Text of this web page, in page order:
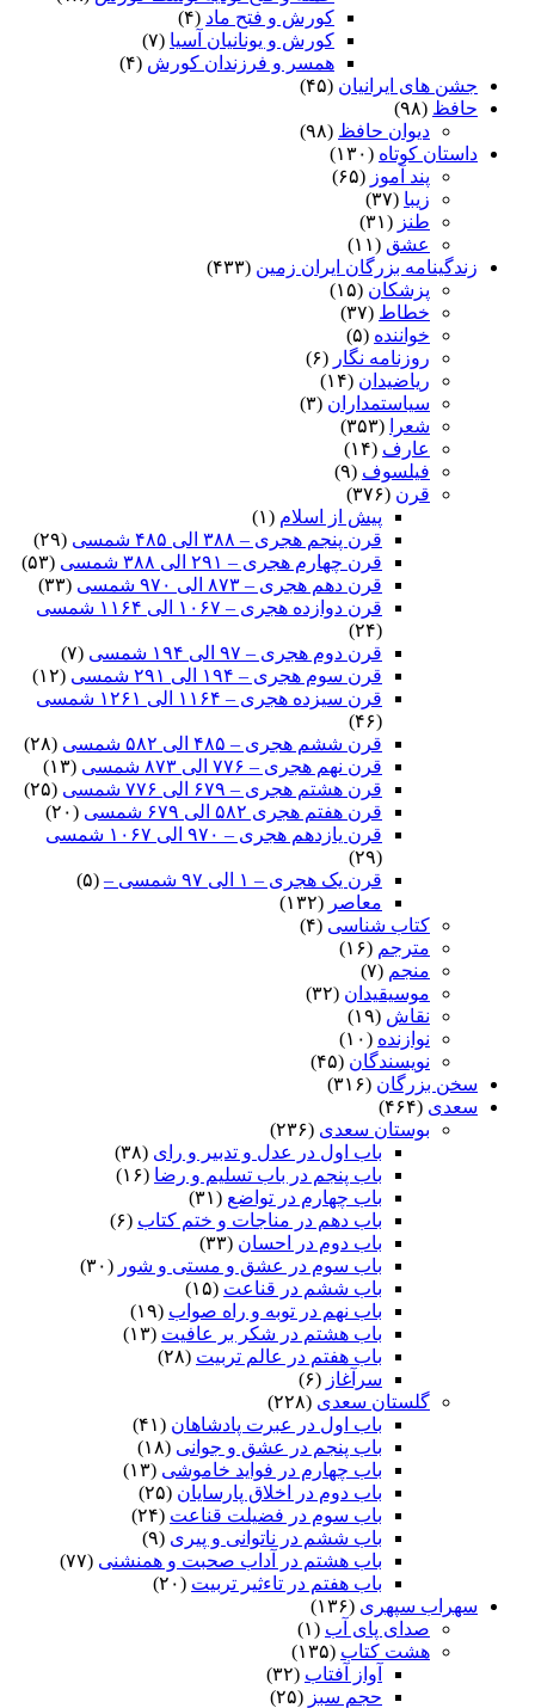
کورش و فتح ماد (۴)
کورش و یونانیان آسیا (۷)
همسر و فرزندان کورش (۴)
جشن های ایرانیان (۴۵)
حافظ (۹۸)
دیوان حافظ (۹۸)
داستان کوتاه (۱۳۰)
پند آموز (۶۵)
زیبا (۳۷)
طنز (۳۱)
عشق (۱۱)
زندگینامه بزرگان ایران زمین (۴۳۳)
پزشکان (۱۵)
خطاط (۳۷)
خواننده (۵)
روزنامه نگار (۶)
ریاضیدان (۱۴)
سیاستمداران (۳)
شعرا
(۳۵۳)
عارف (۱۴)
فیلسوف (۹)
قرن (۳۷۶)
پیش از اسلام (۱)
قرن پنجم هجری – ۳۸۸ الی ۴۸۵ شمسی
(۲۹)
قرن چهارم هجری – ۲۹۱ الی ۳۸۸ شمسی
(۵۳)
قرن دهم هجری – ۸۷۳ الی ۹۷۰ شمسی
(۳۳)
قرن دوازده هجری – ۱۰۶۷ الی ۱۱۶۴ شمسی
(۲۴)
قرن دوم هجری – ۹۷ الی ۱۹۴ شمسی
(۷)
قرن سوم هجری – ۱۹۴ الی ۲۹۱ شمسی
(۱۲)
قرن سیزده هجری – ۱۱۶۴ الی ۱۲۶۱ شمسی
(۴۶)
قرن ششم هجری – ۴۸۵ الی ۵۸۲ شمسی
(۲۸)
قرن نهم هجری – ۷۷۶ الی ۸۷۳ شمسی
(۱۳)
قرن هشتم هجری – ۶۷۹ الی ۷۷۶ شمسی
(۲۵)
قرن هفتم هجری ۵۸۲ الی ۶۷۹ شمسی
(۲۰)
قرن یازدهم هجری – ۹۷۰ الی ۱۰۶۷ شمسی
(۲۹)
قرن یک هجری – ۱ الی ۹۷ شمسی –
(۵)
معاصر (۱۳۲)
کتاب شناسی (۴)
مترجم (۱۶)
منجم (۷)
موسیقیدان (۳۲)
نقاش (۱۹)
نوازنده (۱۰)
نویسندگان (۴۵)
سخن بزرگان (۳۱۶)
سعدی (۴۶۴)
بوستان سعدی (۲۳۶)
باب اول در عدل و تدبیر و رای (۳۸)
باب پنجم در باب تسلیم و رضا (۱۶)
باب چهارم در تواضع (۳۱)
باب دهم در مناجات و ختم کتاب (۶)
باب دوم در احسان (۳۳)
باب سوم در عشق و مستی و شور (۳۰)
باب ششم در قناعت (۱۵)
باب نهم در توبه و راه صواب (۱۹)
باب هشتم در شکر بر عافیت (۱۳)
باب هفتم در عالم تربیت (۲۸)
سرآغاز (۶)
گلستان سعدی (۲۲۸)
باب اول در عبرت پادشاهان (۴۱)
باب پنجم در عشق و جوانى (۱۸)
باب چهارم در فواید خاموشى (۱۳)
باب دوم در اخلاق پارسایان (۲۵)
باب سوم در فضیلت قناعت (۲۴)
باب ششم در ناتوانى و پیرى (۹)
باب هشتم در آداب صحبت و همنشنى (۷۷)
باب هفتم در تاءثیر تربیت (۲۰)
سهراب سپهری (۱۳۶)
صدای پای آب (۱)
هشت کتاب (۱۳۵)
آواز آفتاب (۳۲)
حجم سبز (۲۵)